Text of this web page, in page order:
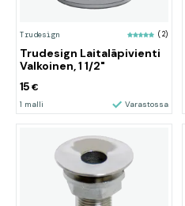
Trudesign (2)
Trudesign Laitaläpivienti
Valkoinen, 1 1/2"
15€
1 malli Varastossa